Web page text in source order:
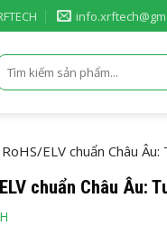
ELV chuẩn Châu
chuẩn Châu Âu: